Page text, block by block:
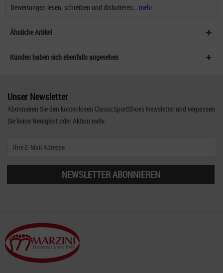
Bewertungen lesen, schreiben und diskutieren...
mehr
Ähnliche Artikel
Kunden haben sich ebenfalls angesehen
Unser Newsletter
Abonnieren Sie den kostenlosen ClassicSportShoes Newsletter und verpassen
Sie keine Neuigkeit oder Aktion mehr.
NEWSLETTER ABONNIEREN